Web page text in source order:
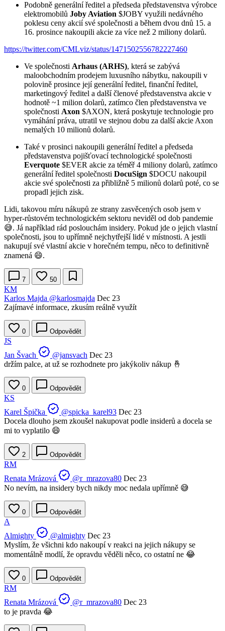
Podobně generální ředitel a předseda představenstva výrobce
elektromobilů Joby Aviation $JOBY využili nedávného
poklesu ceny akcií své společnosti a během dvou dnů 15. a
16. prosince nakoupili akcie za více než 2 miliony dolarů.
https://twitter.com/CMLviz/status/1471502556782227460
Ve společnosti Arhaus (ARHS), která se zabývá
maloobchodním prodejem luxusního nábytku, nakoupili v
polovině prosince její generální ředitel, finanční ředitel,
marketingový ředitel a další členové představenstva akcie v
hodnotě ~1 milion dolarů, zatímco člen představenstva ve
společnosti Axon $AXON, která poskytuje technologie pro
vymáhání práva, utratil ve stejnou dobu za další akcie Axon
nemalých 10 milionů dolarů.
Také v prosinci nakoupili generální ředitel a předseda
představenstva pojišťovací technologické společnosti
Everquote $EVER akcie za téměř 4 miliony dolarů, zatímco
generální ředitel společnosti DocuSign $DOCU nakoupil
akcie své společnosti za přibližně 5 milionů dolarů poté, co se
propadl jejich zisk.
Lidi, takovou míru nákupů ze strany zasvěcených osob jsem v
hyper-růstovém technologickém sektoru neviděl od dob pandemie
😅. Já například rád poslouchám insidery. Pokud jde o jejich vlastní
společnosti, jsou to upřímně nejchytřejší lidé v místnosti. A jestli
nakupují své vlastní akcie v horečném tempu, něco to definitivně
znamená 😄.
7 50
KM
Karlos Majda @karlosmajda Dec 23
Zajímavé informace, zkusím reálně využít
0 Odpovědět
JS
Jan Švach
@jansvach Dec 23
držím palce, at už se rozhodnete pro jakýkoliv nákup 🤞
0 Odpovědět
KS
Karel Špička
@spicka_karel93 Dec 23
Docela dlouho jsem zkoušel nakupovat podle insiderů a docela se
mi to vyplatilo 😄
2 Odpovědět
RM
Renata Mrázová
@r_mrazova80 Dec 23
No nevím, na insidery bych nikdy moc nedala upřímně 😅
0 Odpovědět
A
Almighty
@almighty Dec 23
Myslím, že všichni kdo nakoupí v reakci na jejich nákupy se
momentálně modlí, že opravdu věděli něco, co ostatní ne 😂
0 Odpovědět
RM
Renata Mrázová
@r_mrazova80 Dec 23
to je pravda 😂